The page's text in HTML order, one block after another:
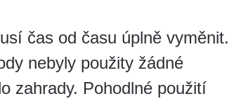
čas od času úplně vyměnit.
nebyly použity žádné
zahrady. Pohodlné použití